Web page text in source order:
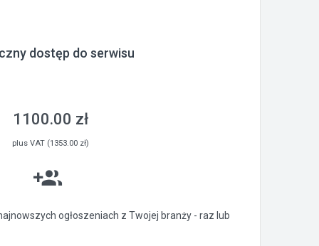
dostęp do serwisu
1100.00 zł
plus VAT (1353.00 zł)
ogłoszeniach z Twojej branży - raz lub